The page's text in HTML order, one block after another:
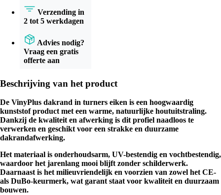
Verzending in
2 tot 5 werkdagen
Advies nodig?
Vraag een gratis
offerte aan
Beschrijving van het product
De VinyPlus dakrand in turners eiken is een hoogwaardig
kunststof product met een warme, natuurlijke houtuitstraling.
Dankzij de kwaliteit en afwerking is dit profiel naadloos te
verwerken en geschikt voor een strakke en duurzame
dakrandafwerking.
Het materiaal is onderhoudsarm, UV-bestendig en vochtbestendig,
waardoor het jarenlang mooi blijft zonder schilderwerk.
Daarnaast is het milieuvriendelijk en voorzien van zowel het CE-
als DuBo-keurmerk, wat garant staat voor kwaliteit en duurzaam
bouwen.